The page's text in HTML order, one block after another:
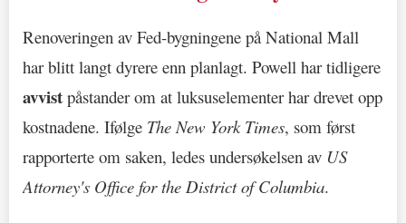
Renoveringen av Fed-bygningene på National Mall
har blitt langt dyrere enn planlagt. Powell har tidligere
avvist påstander om at luksuselementer har drevet opp
kostnadene. Ifølge The New York Times, som først
rapporterte om saken, ledes undersøkelsen av US
Attorney's Office for the District of Columbia.